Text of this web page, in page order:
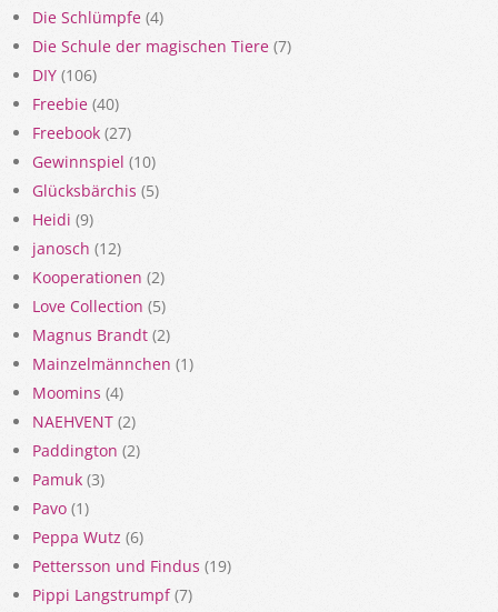
Die Schlümpfe (4)
Die Schule der magischen Tiere (7)
DIY (106)
Freebie (40)
Freebook (27)
Gewinnspiel (10)
Glücksbärchis (5)
Heidi (9)
janosch (12)
Kooperationen (2)
Love Collection (5)
Magnus Brandt (2)
Mainzelmännchen (1)
Moomins (4)
NAEHVENT (2)
Paddington (2)
Pamuk (3)
Pavo (1)
Peppa Wutz (6)
Pettersson und Findus (19)
Pippi Langstrumpf(7)